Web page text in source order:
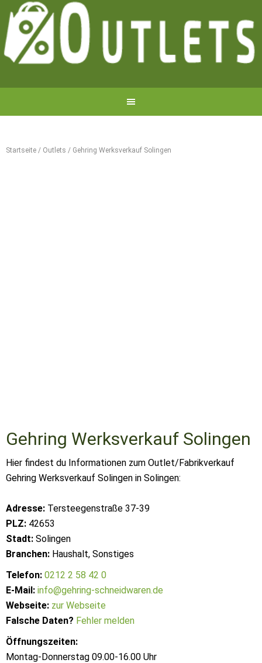
Startseite / Outlets / Gehring Werksverkauf Solingen
Gehring Werksverkauf Solingen
Hier findest du Informationen zum Outlet/Fabrikverkauf
Gehring Werksverkauf Solingen in Solingen:
Adresse: Tersteegenstraße 37-39
PLZ: 42653
Stadt: Solingen
Branchen: Haushalt, Sonstiges
Telefon: 0212 2 58 42 0
E-Mail: info@gehring-schneidwaren.de
Webseite: zur Webseite
Falsche Daten? Fehler melden
Öffnungszeiten:
Montag-Donnerstag 09.00-16.00 Uhr